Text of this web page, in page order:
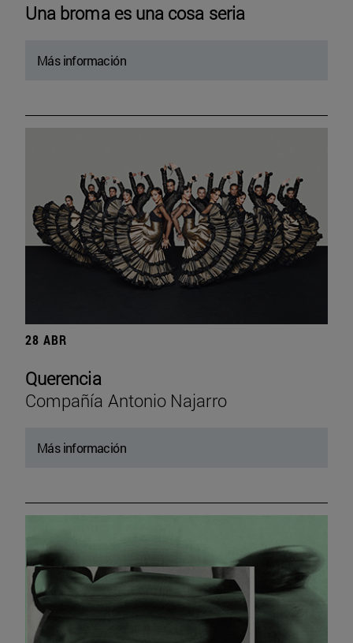
Una broma es una cosa seria
Más información
28 ABR
Querencia
Compañía Antonio Najarro
Más información